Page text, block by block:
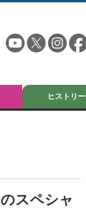
ヒストリー
スペシャ